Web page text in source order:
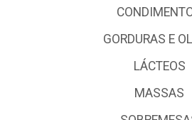
GORDURAS E
LÁCTEOS
MASSAS